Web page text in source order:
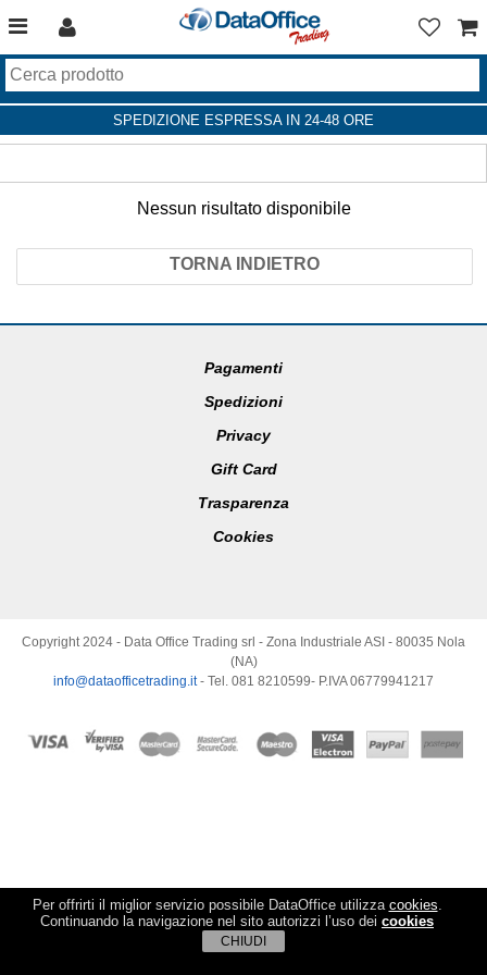
Per offrirti il miglior servizio possibile DataOffice utilizza cookies.
Continuando la navigazione nel sito autorizzi l’uso dei cookies
CHIUDI
SPEDIZIONE ESPRESSA IN 24-48 ORE
Nessun risultato disponibile
TORNA INDIETRO
Pagamenti
Spedizioni
Privacy
Gift Card
Trasparenza
Cookies
Copyright 2024 - Data Office Trading srl - Zona Industriale ASI - 80035 Nola
(NA)
info@dataofficetrading.it- Tel. 081 8210599- P.IVA 06779941217